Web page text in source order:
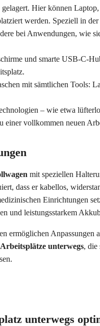
gelagert. Hier können
werden. Speziell in
bei Anwendungen, wie
und smarte USB-C-
mit sämtlichen Tools:
– wie etwa
einer vollkommen neuen
mit speziellen
dass er kabellos,
Einrichtungen
und leistungsstarkem
ermöglichen Anpassungen
unterwegs, die
unterwegs